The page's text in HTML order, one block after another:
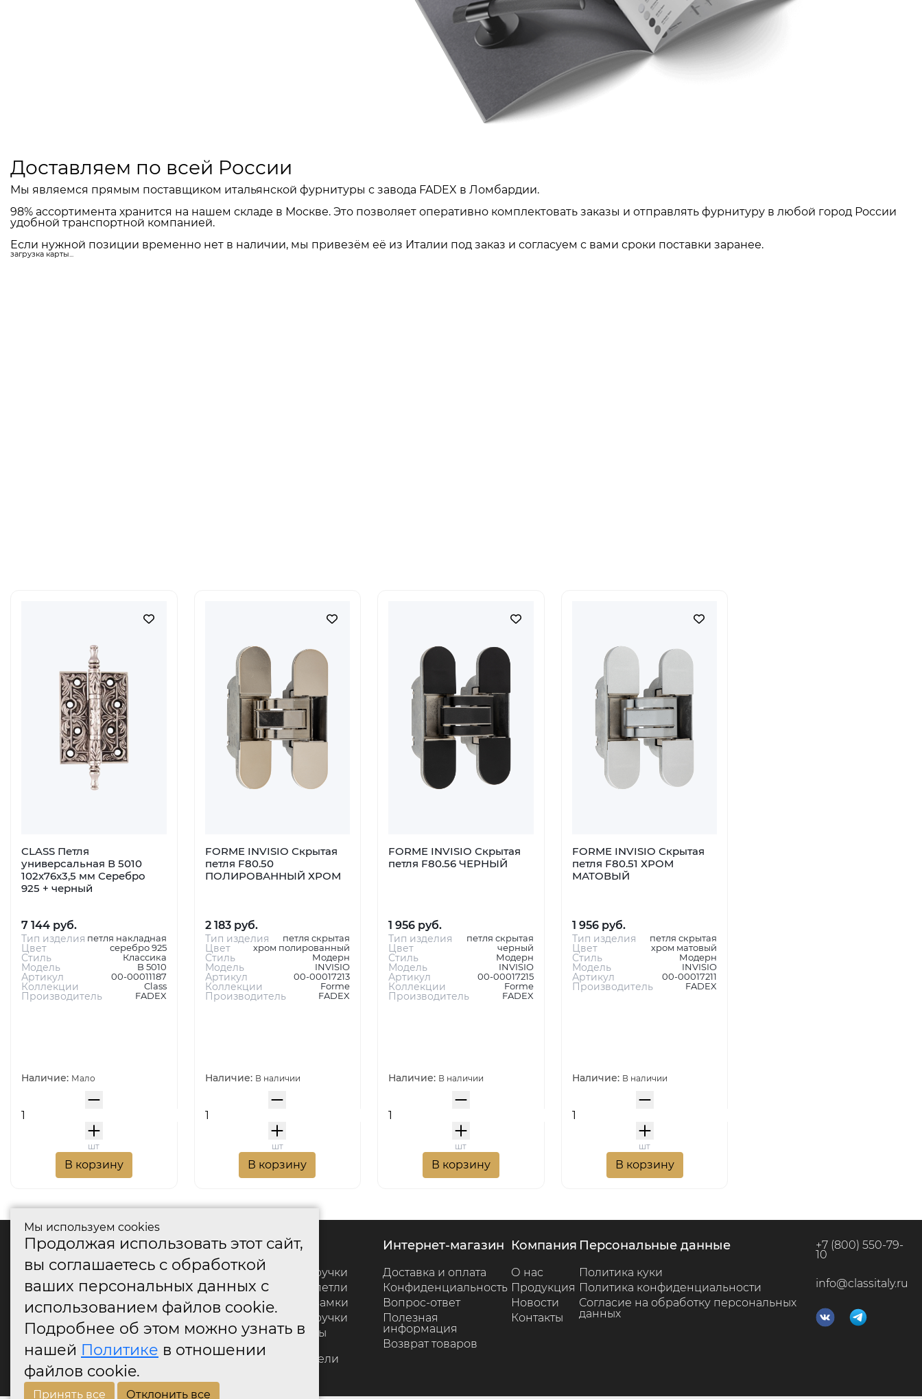
Доставляем по всей России
Мы являемся прямым поставщиком итальянской фурнитуры с завода FADEX в Ломбардии.
98% ассортимента хранится на нашем складе в Москве. Это позволяет оперативно комплектовать заказы и отправлять фурнитуру в любой город России
удобной транспортной компанией.
Если нужной позиции временно нет в наличии, мы привезём её из Италии под заказ и согласуем с вами сроки поставки заранее.
загрузка карты...
CLASS Петля
универсальная В 5010
102x76x3,5 мм Серебро
925 + черный
7 144 руб.
Тип изделия петля накладная
Цвет серебро 925
Стиль Классика
Модель B 5010
Артикул 00-00011187
Коллекции Class
Производитель FADEX
Наличие: Мало
шт
В корзину
FORME INVISIO Скрытая
петля F80.50
ПОЛИРОВАННЫЙ ХРОМ
2 183 руб.
Тип изделия петля скрытая
Цвет хром полированный
Стиль Модерн
Модель INVISIO
Артикул 00-00017213
Коллекции Forme
Производитель FADEX
Наличие: В наличии
шт
В корзину
FORME INVISIO Скрытая
петля F80.56 ЧЕРНЫЙ
1 956 руб.
Тип изделия петля скрытая
Цвет черный
Стиль Модерн
Модель INVISIO
Артикул 00-00017215
Коллекции Forme
Производитель FADEX
Наличие: В наличии
шт
В корзину
FORME INVISIO Скрытая
петля F80.51 ХРОМ
МАТОВЫЙ
1 956 руб.
Тип изделия петля скрытая
Цвет хром матовый
Стиль Модерн
Модель INVISIO
Артикул 00-00017211
Производитель FADEX
Наличие: В наличии
шт
В корзину
каталог
Дверные ручки
Дверные петли
Дверные замки
Оконные ручки
Аксессуары
Дверные
ограничители
интернет-магазин
Доставка и оплата
Конфиденциальность
Вопрос-ответ
Полезная
информация
Возврат товаров
компания
О нас
Продукция
Новости
Контакты
персональные данные
Политика куки
Политика конфиденциальности
Согласие на обработку персональных
данных
+7 (800) 550-79-
10
info@classitaly.ru
Мы используем cookies
Продолжая использовать этот сайт,
вы соглашаетесь с обработкой
ваших персональных данных с
использованием файлов cookie.
Подробнее об этом можно узнать в
нашей Политике в отношении
файлов cookie.
Принять все Отклонить все